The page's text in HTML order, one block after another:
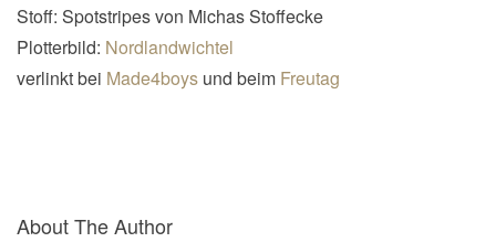
Stoff: Spotstripes von Michas Stoffecke
Plotterbild: Nordlandwichtel
verlinkt bei Made4boys und beim Freutag
About The Author